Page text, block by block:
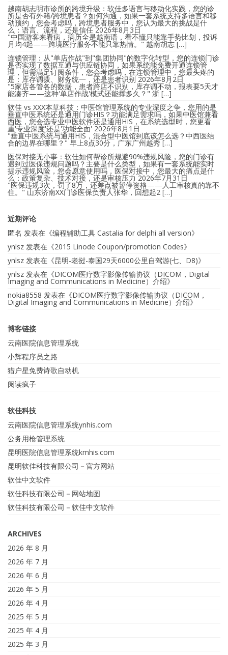
越南胡志明市诊所的跨境升级：软佳多语言与移动化实践，您的诊
所是否有外籍/跨境患者？如何沟通，如果一套系统支持多语言和移
动预约，您会考虑吗，跨境患者服务中，您认为最大的挑战是什
么：语言、流程，还是信任 2026年8月3日
"中国游客来看病，病历全是越南语，看不懂只能靠手势比划，投诉
月均4起——跨境医疗服务不能只靠热情。" 越南胡志 […]
连锁管理：从"单店作战"到"集团协同"的数字化转型，您的连锁门诊
是否实现了数据互通与供应链协同，如果系统能免费开通连锁管
理，但需满足订阅条件，您会考虑吗，在连锁管理中，您最头疼的
是：库存调拨、财务统一，还是患者识别 2026年8月2日
"5家店各管各的数据，患者跨店不识别，库存调不动，报表要5天才
能凑齐——这种'单店作战'模式还能撑多久？" 浙 […]
软佳 vs XXX本草科技：中医馆管理系统的专业深度之争，您用的是
垂直中医系统还是通用门诊HIS？功能满足需求吗，如果中医馆兼看
西医，您会选专业中医软件还是通用HIS，在系统选型时，您更看
重'专业深度'还是'功能全面' 2026年8月1日
"垂直中医系统与通用HIS，混合型中医馆到底该怎么选？中西医结
合的边界在哪里？" 早上8点30分，广东广州越秀 […]
医保对接无小事：软佳如何帮诊所规避90%违规风险，您的门诊有
遇到过医保违规问题吗？主要是什么类型，如果有一套系统能实时
提示违规风险，您会愿意使用吗，医保对接中，您最大的痛点是什
么：政策复杂、技术对接，还是审核压力 2026年7月31日
"医保违规3次，罚了8万，还差点被暂停资格——人工审核真的靠不
住。" 山东济南XX门诊医保负责人张华，回想起2 […]
近期评论
匿名 发表在《编程辅助工具 Castalia for delphi all version》
ynlsz 发表在《2015 Linode Coupon/promotion Codes》
ynlsz 发表在《昆明-老挝-泰国29天6000公里自驾游(七、D8)》
ynlsz 发表在《DICOM医疗数字影像传输协议（DICOM，Digital
Imaging and Communications in Medicine）介绍》
nokia8558 发表在《DICOM医疗数字影像传输协议（DICOM，
Digital Imaging and Communications in Medicine）介绍》
博客链接
云南医院信息管理系统
小辉程序员之路
猎户星免费诗歌自动机
阅读疯子
软佳科技
云南医院信息管理系统ynhis.com
公务用枪管理系统
昆明医院信息管理系统kmhis.com
昆明软佳科技有限公司－官方网站
软佳中文软件
软佳科技有限公司－网站地图
软佳科技有限公司－软佳中文软件
ARCHIVES
2026 年 8 月
2026 年 7 月
2026 年 6 月
2026 年 5 月
2026 年 4 月
2025 年 5 月
2025 年 4 月
2025 年 3 月